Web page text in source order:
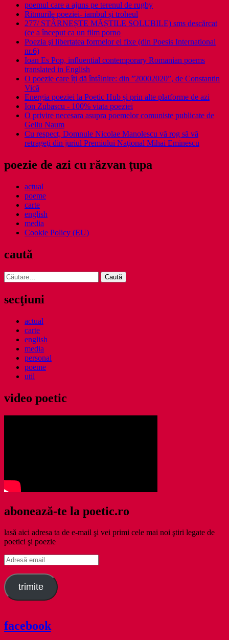
poemul care a ajuns pe terenul de rugby
Ritmurile poeziei- iambul și troheul
277/ STÂRNEȘTE MĂȘTILE SOLUBILE) sms descărcat
(ce a început ca un film porno
Poezia şi libertatea formelor ei fixe (din Poesis International
nr.6)
Ioan Es Pop, influential contemporary Romanian poems
translated in English
O poezie care îți dă întâlnire: din ”20002020”, de Constantin
Vică
Energia poeziei la Poetic Hub și prin alte platforme de azi
Ion Zubascu - 100% viata poeziei
O privire necesara asupra poemelor comuniste publicate de
Gellu Naum
Cu respect, Domnule Nicolae Manolescu vă rog să vă
retrageţi din juriul Premiului Naţional Mihai Eminescu
poezie de azi cu răzvan ţupa
actual
poeme
carte
english
media
Cookie Policy (EU)
caută
Caută
după:
secţiuni
actual
carte
english
media
personal
poeme
util
video poetic
abonează-te la poetic.ro
lasă aici adresa ta de e-mail şi vei primi cele mai noi ştiri legate de
poetici şi poezie
Adresă
email
trimite
facebook